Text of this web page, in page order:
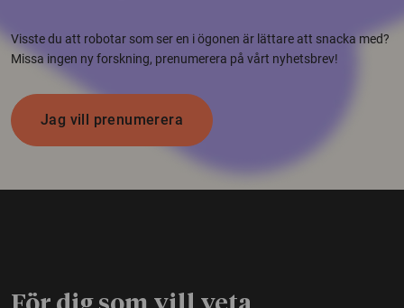
Visste du att robotar som ser en i ögonen är lättare att snacka med?
Missa ingen ny forskning, prenumerera på vårt nyhetsbrev!
Jag vill prenumerera